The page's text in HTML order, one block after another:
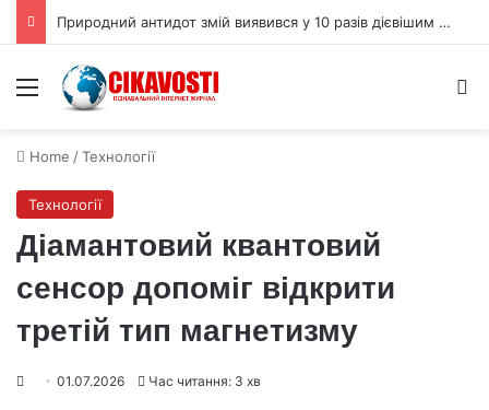
Природний антидот змій виявився у 10 разів дієвішим за сироватку
Menu
Home /Технології
Технології
Діамантовий квантовий
сенсор допоміг відкрити
третій тип магнетизму
01.07.2026 Час читання: 3 хв